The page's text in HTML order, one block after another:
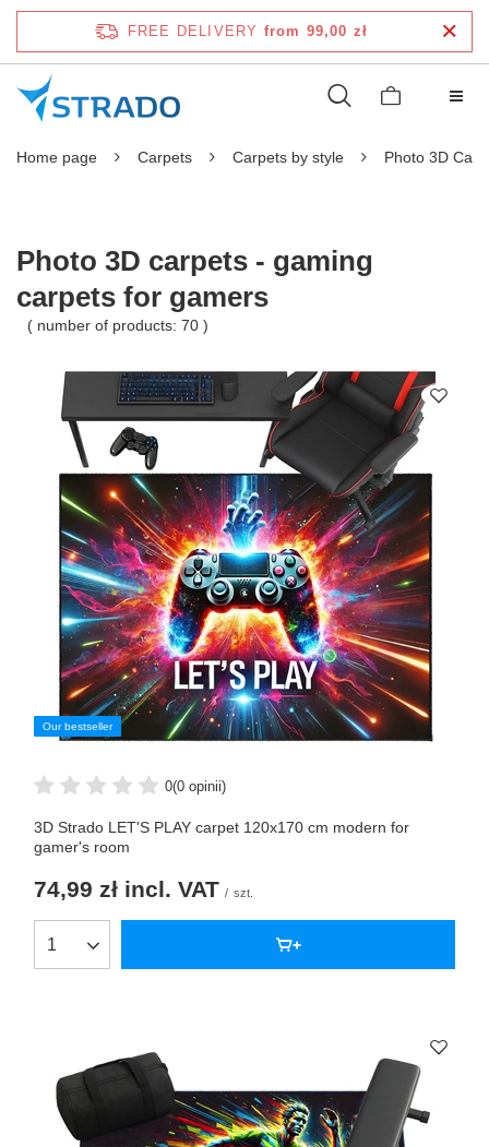
FREE DELIVERY from 99,00 zł
Home page Carpets Carpets by style Photo 3D
Photo 3D carpets - gaming
carpets for gamers
( number of products: 70 )
Our bestseller
0(0 opinii)
3D Strado LET'S PLAY carpet 120x170 cm modern for
gamer's room
74,99 zł incl. VAT / szt.